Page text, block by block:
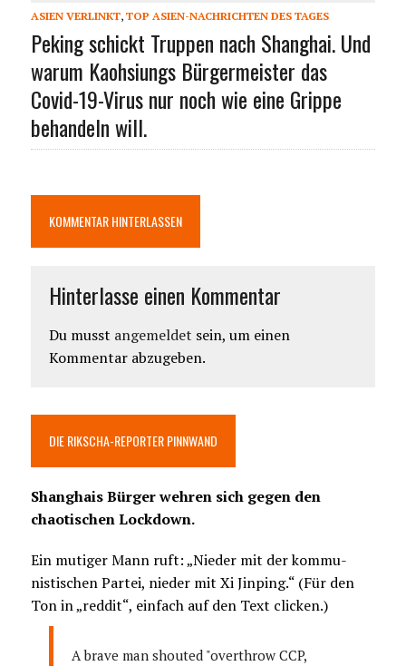
ASIEN VERLINKT, TOP ASIEN-NACHRICHTEN DES TAGES
Peking schickt Truppen nach Shanghai. Und
warum Kaohsiungs Bürgermeister das
Covid-19-Virus nur noch wie eine Grippe
behandeln will.
KOMMENTAR HINTERLASSEN
Hinterlasse einen Kommentar
Du musst angemeldet sein, um einen
Kommentar abzugeben.
DIE RIKSCHA-REPORTER PINNWAND
Shanghais Bürger wehren sich gegen den
chaotischen Lockdown.
Ein mutiger Mann ruft: „Nieder mit der kommu-
nistischen Partei, nieder mit Xi Jinping.“ (Für den
Ton in „reddit“, einfach auf den Text clicken.)
A brave man shouted "overthrow CCP,